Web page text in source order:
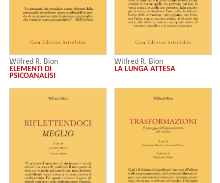
Wilfred R. Bion
ELEMENTI DI
PSICOANALISI
Wilfred R. Bion
LA LUNGA ATTESA